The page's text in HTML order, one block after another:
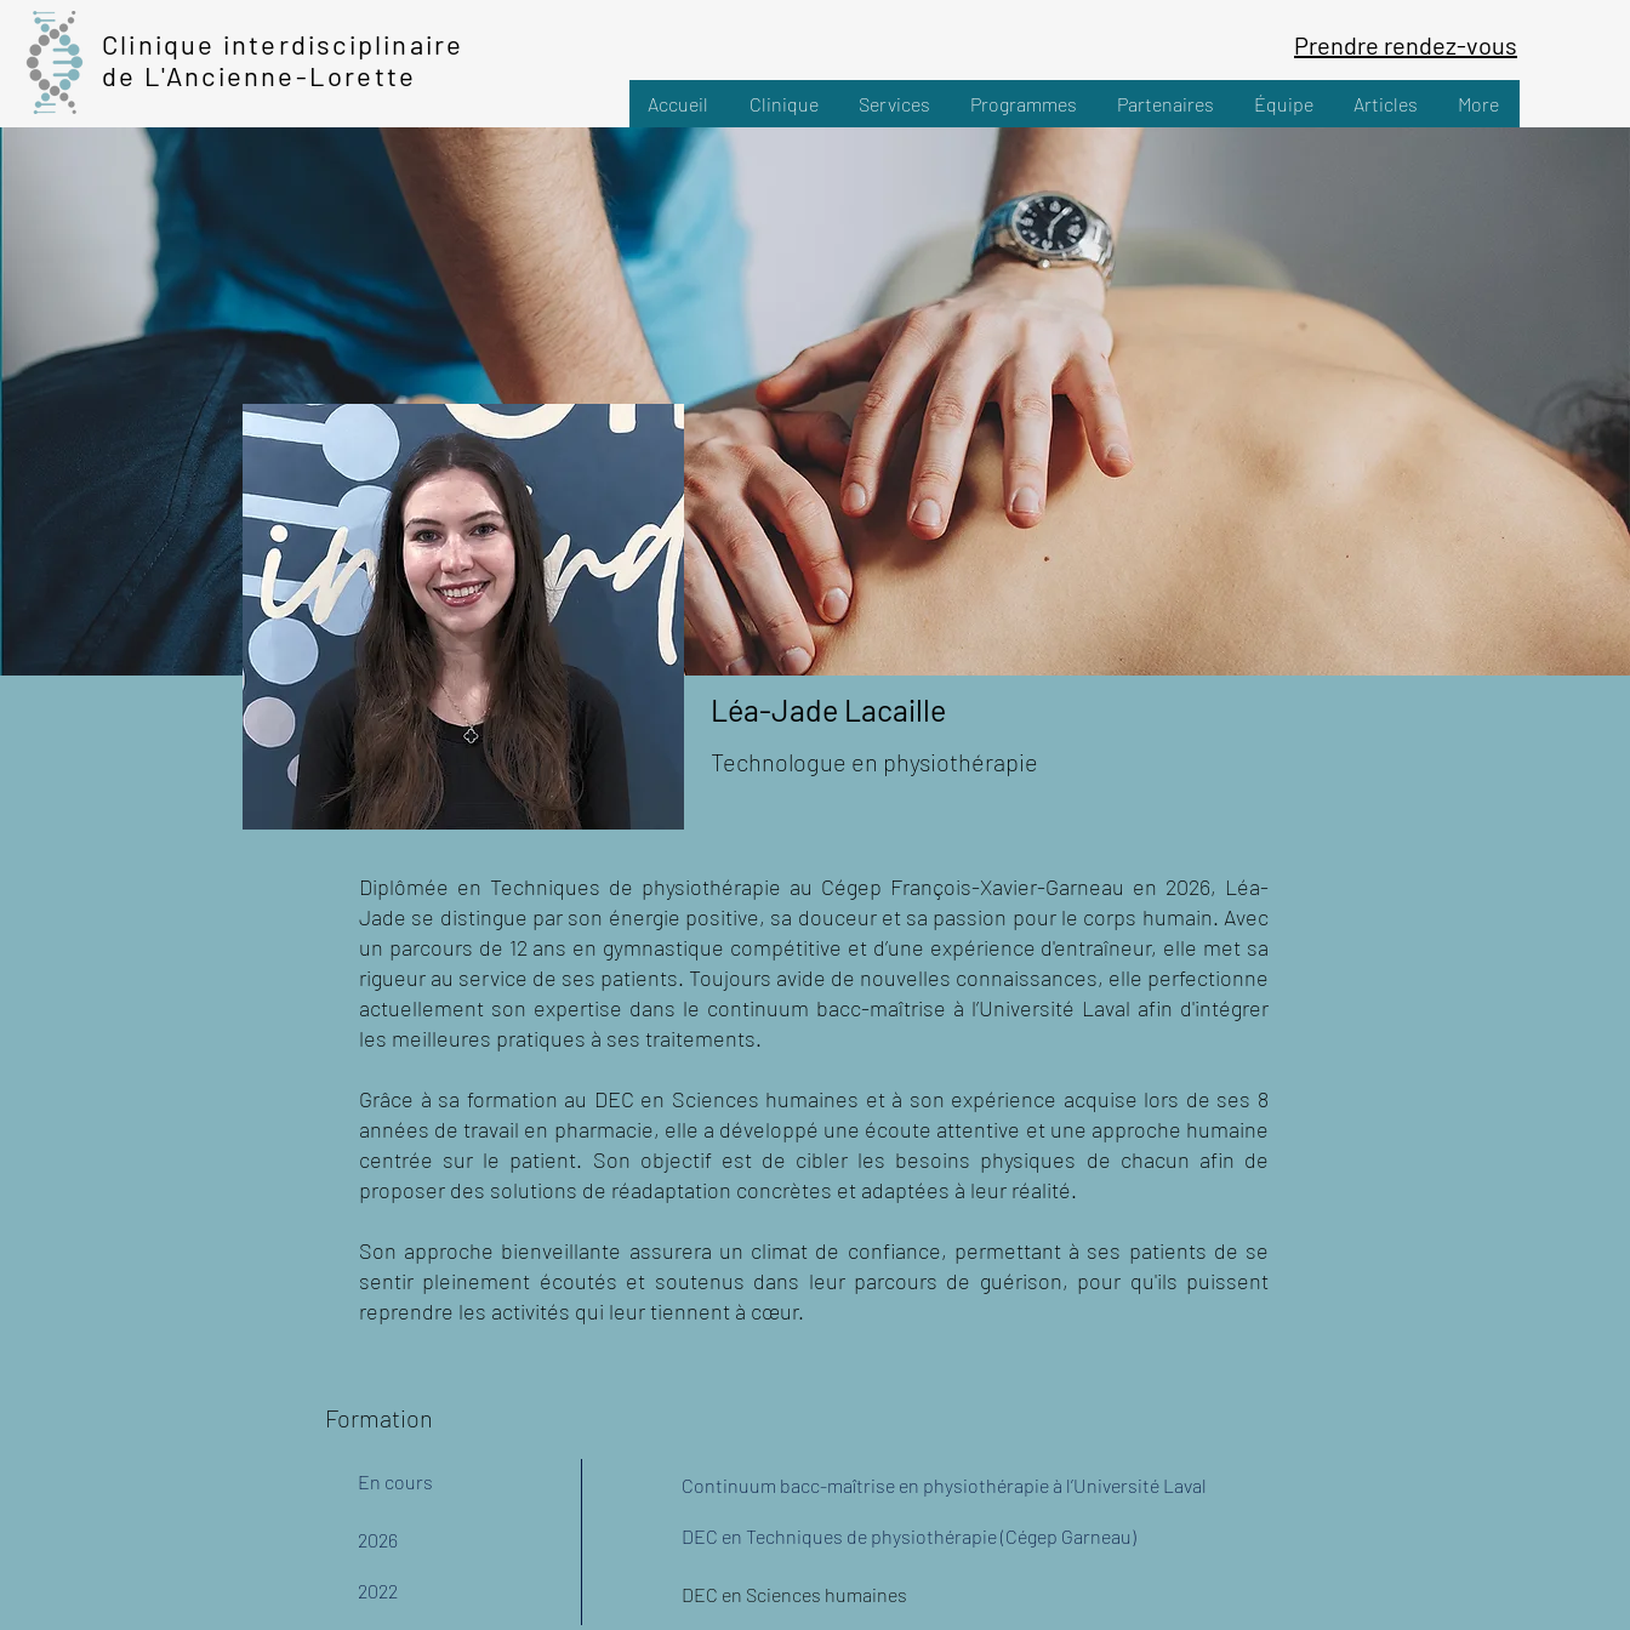
Clinique interdisciplinaire
de L'Ancienne-Lorette
Prendre rendez-vous
Accueil Clinique Services Programmes Partenaires Équipe Articles More
Léa-Jade Lacaille
Technologue en physiothérapie
Diplômée en Techniques de physiothérapie au Cégep François-Xavier-Garneau en 2026, Léa-
Jade se distingue par son énergie positive, sa douceur et sa passion pour le corps humain. Avec
un parcours de 12 ans en gymnastique compétitive et d’une expérience d'entraîneur, elle met sa
rigueur au service de ses patients. Toujours avide de nouvelles connaissances, elle perfectionne
actuellement son expertise dans le continuum bacc-maîtrise à l’Université Laval afin d'intégrer
les meilleures pratiques à ses traitements.
Grâce à sa formation au DEC en Sciences humaines et à son expérience acquise lors de ses 8
années de travail en pharmacie, elle a développé une écoute attentive et une approche humaine
centrée sur le patient. Son objectif est de cibler les besoins physiques de chacun afin de
proposer des solutions de réadaptation concrètes et adaptées à leur réalité.
Son approche bienveillante assurera un climat de confiance, permettant à ses patients de se
sentir pleinement écoutés et soutenus dans leur parcours de guérison, pour qu'ils puissent
reprendre les activités qui leur tiennent à cœur.
Formation
En cours
2026
2022
Continuum bacc-maîtrise en physiothérapie à l’Université Laval
DEC en Techniques de physiothérapie (Cégep Garneau)
DEC en Sciences humaines